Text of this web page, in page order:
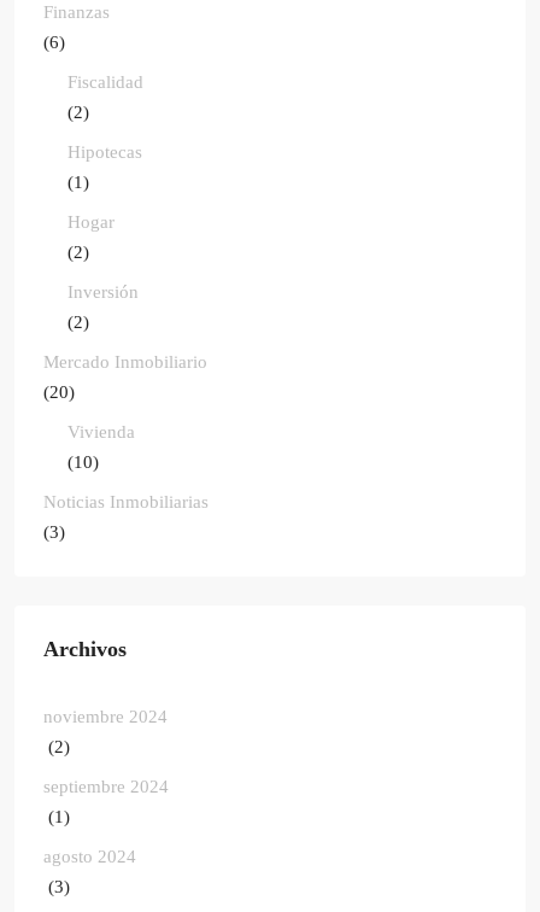
Finanzas
(6)
Fiscalidad
(2)
Hipotecas
(1)
Hogar
(2)
Inversión
(2)
Mercado Inmobiliario
(20)
Vivienda
(10)
Noticias Inmobiliarias
(3)
Archivos
noviembre 2024
(2)
septiembre 2024
(1)
agosto 2024
(3)